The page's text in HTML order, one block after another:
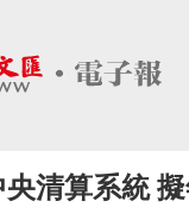
清算系統